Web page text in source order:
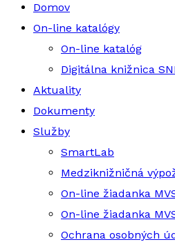
Domov
On-line katalógy
On-line katalóg
Digitálna knižnica
Aktuality
Dokumenty
Služby
SmartLab
Medziknižničná
On-line žiadanka
On-line žiadanka
Ochrana osobných